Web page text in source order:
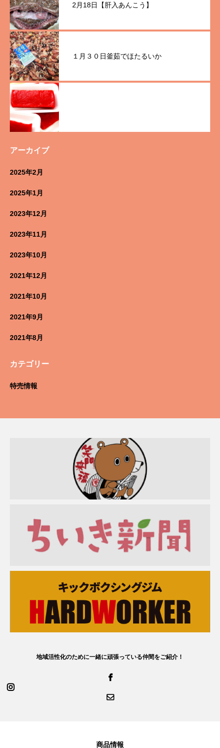
2月18日【肝入あんこう】
１月３０日釜茹でほたるいか
アーカイブ
2025年2月
2025年1月
2023年12月
2023年11月
2023年10月
2021年12月
2021年10月
2021年9月
2021年8月
カテゴリー
特売情報
地域活性化のために一緒に頑張っている仲間をご紹介！
商品情報